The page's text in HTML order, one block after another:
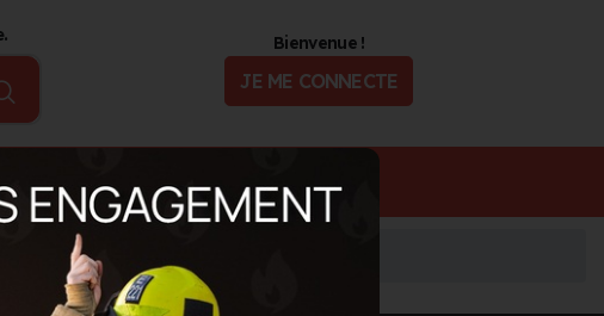
Bienvenue !
JE ME CONNECTE
d'actualité Offres d'Emploi